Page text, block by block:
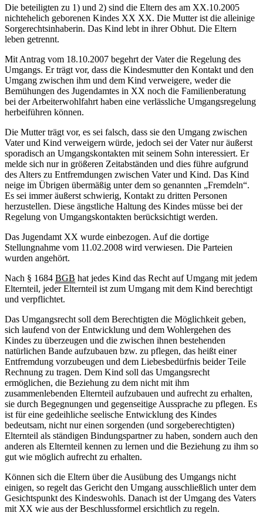
Die beteiligten zu 1) und 2) sind die Eltern des am XX.10.2005
nichtehelich geborenen Kindes XX XX. Die Mutter ist die alleinige
Sorgerechtsinhaberin. Das Kind lebt in ihrer Obhut. Die Eltern
leben getrennt.
Mit Antrag vom 18.10.2007 begehrt der Vater die Regelung des
Umgangs. Er trägt vor, dass die Kindesmutter den Kontakt und den
Umgang zwischen ihm und dem Kind verweigere, weder die
Bemühungen des Jugendamtes in XX noch die Familienberatung
bei der Arbeiterwohlfahrt haben eine verlässliche Umgangsregelung
herbeiführen können.
Die Mutter trägt vor, es sei falsch, dass sie den Umgang zwischen
Vater und Kind verweigern würde, jedoch sei der Vater nur äußerst
sporadisch an Umgangskontakten mit seinem Sohn interessiert. Er
melde sich nur in größeren Zeitabständen und dies führe aufgrund
des Alters zu Entfremdungen zwischen Vater und Kind. Das Kind
neige im Übrigen übermäßig unter dem so genannten „Fremdeln“.
Es sei immer äußerst schwierig, Kontakt zu dritten Personen
herzustellen. Diese ängstliche Haltung des Kindes müsse bei der
Regelung von Umgangskontakten berücksichtigt werden.
Das Jugendamt XX wurde einbezogen. Auf die dortige
Stellungnahme vom 11.02.2008 wird verwiesen. Die Parteien
wurden angehört.
Nach § 1684 BGB hat jedes Kind das Recht auf Umgang mit jedem
Elternteil, jeder Elternteil ist zum Umgang mit dem Kind berechtigt
und verpflichtet.
Das Umgangsrecht soll dem Berechtigten die Möglichkeit geben,
sich laufend von der Entwicklung und dem Wohlergehen des
Kindes zu überzeugen und die zwischen ihnen bestehenden
natürlichen Bande aufzubauen bzw. zu pflegen, das heißt einer
Entfremdung vorzubeugen und dem Liebesbedürfnis beider Teile
Rechnung zu tragen. Dem Kind soll das Umgangsrecht
ermöglichen, die Beziehung zu dem nicht mit ihm
zusammenlebenden Elternteil aufzubauen und aufrecht zu erhalten,
sie durch Begegnungen und gegenseitige Aussprache zu pflegen. Es
ist für eine gedeihliche seelische Entwicklung des Kindes
bedeutsam, nicht nur einen sorgenden (und sorgeberechtigten)
Elternteil als ständigen Bindungspartner zu haben, sondern auch den
anderen als Elternteil kennen zu lernen und die Beziehung zu ihm so
gut wie möglich aufrecht zu erhalten.
Können sich die Eltern über die Ausübung des Umgangs nicht
einigen, so regelt das Gericht den Umgang ausschließlich unter dem
Gesichtspunkt des Kindeswohls. Danach ist der Umgang des Vaters
mit XX wie aus der Beschlussformel ersichtlich zu regeln.